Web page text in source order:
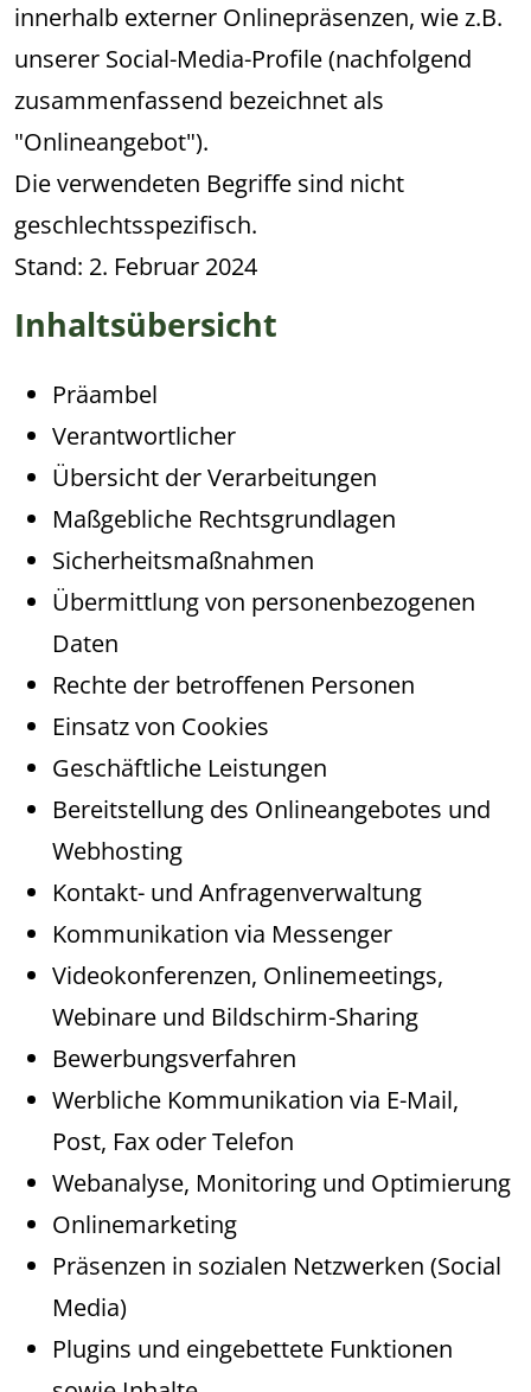
innerhalb externer Onlinepräsenzen, wie z.B.
unserer Social-Media-Profile (nachfolgend
zusammenfassend bezeichnet als
"Onlineangebot").
Die verwendeten Begriffe sind nicht
geschlechtsspezifisch.
Stand: 2. Februar 2024
Inhaltsübersicht
Präambel
Verantwortlicher
Übersicht der Verarbeitungen
Maßgebliche Rechtsgrundlagen
Sicherheitsmaßnahmen
Übermittlung von personenbezogenen
Daten
Rechte der betroffenen Personen
Einsatz von Cookies
Geschäftliche Leistungen
Bereitstellung des Onlineangebotes und
Webhosting
Kontakt- und Anfragenverwaltung
Kommunikation via Messenger
Videokonferenzen, Onlinemeetings,
Webinare und Bildschirm-Sharing
Bewerbungsverfahren
Werbliche Kommunikation via E-Mail,
Post, Fax oder Telefon
Webanalyse, Monitoring und Optimierung
Onlinemarketing
Präsenzen in sozialen Netzwerken (Social
Media)
Plugins und eingebettete Funktionen